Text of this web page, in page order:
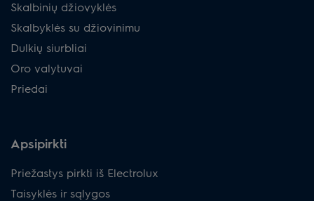
Skalbinių džiovyklės
Skalbyklės su džiovinimu
Dulkių siurbliai
Oro valytuvai
Priedai
Apsipirkti
Priežastys pirkti iš Electrolux
Taisyklės ir sąlygos